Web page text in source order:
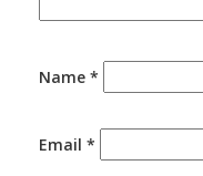
Name *
Email *